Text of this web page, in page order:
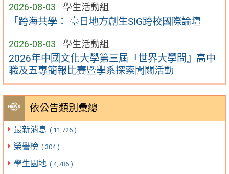
2026-08-03 學生活動組
「跨海共學： 臺日地方創生SIG跨校國際論壇
2026-08-03 學生活動組
2026年中國文化大學第三屆『世界大學問』高中
職及五專簡報比賽暨學系探索闖關活動
依公告類別彙總
最新消息 ( 11,726 )
榮譽榜 ( 304 )
學生園地 ( 4,786 )